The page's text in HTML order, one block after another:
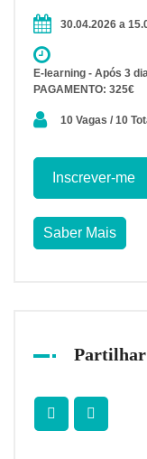
30.04.2026 a
E-learning - Após 3
PAGAMENTO: 325€
10 Vagas / 10
Inscrever-me
Saber Mais
Partilhar